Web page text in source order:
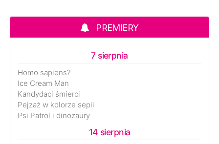
PREMIERY
7 sierpnia
Homo sapiens?
Ice Cream Man
Kandydaci śmierci
Pejzaż w kolorze sepii
Psi Patrol i dinozaury
14 sierpnia